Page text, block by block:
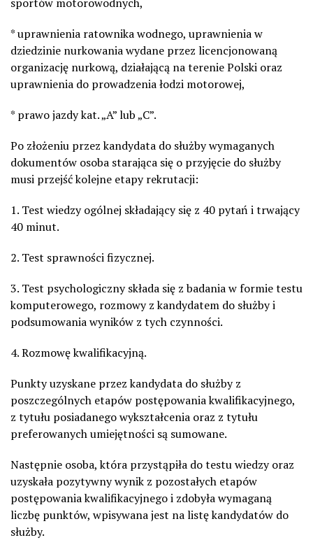
* uprawnienia ratownika wodnego, uprawnienia w
dziedzinie nurkowania wydane przez licencjonowaną
organizację nurkową, działającą na terenie Polski oraz
uprawnienia do prowadzenia łodzi motorowej,
* prawo jazdy kat. „A” lub „C”.
Po złożeniu przez kandydata do służby wymaganych
dokumentów osoba starająca się o przyjęcie do służby
musi przejść kolejne etapy rekrutacji:
1. Test wiedzy ogólnej składający się z 40 pytań i trwający
40 minut.
2. Test sprawności fizycznej.
3. Test psychologiczny składa się z badania w formie testu
komputerowego, rozmowy z kandydatem do służby i
podsumowania wyników z tych czynności.
4. Rozmowę kwalifikacyjną.
Punkty uzyskane przez kandydata do służby z
poszczególnych etapów postępowania kwalifikacyjnego,
z tytułu posiadanego wykształcenia oraz z tytułu
preferowanych umiejętności są sumowane.
Następnie osoba, która przystąpiła do testu wiedzy oraz
uzyskała pozytywny wynik z pozostałych etapów
postępowania kwalifikacyjnego i zdobyła wymaganą
liczbę punktów, wpisywana jest na listę kandydatów do
służby.